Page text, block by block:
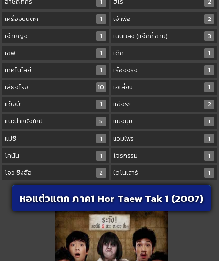
เครื่องบินตก
1 เจ้าพ่อ
2
เจ้าหญิง
1 เฉินหลง (แจ๊กกี้ ชาน)
3
เชฟ
1 เด็ก
1
เทคโนโลยี
1 เรื่องจริง
1
เสียงโรง
10 เอเลี่ยน
1
แข็งม้า
1 แข่งรถ
2
แนะนำหนังใหม่
5 แมงมุม
1
แม่ชี
1 แวมไพร์
1
โคนัน
1 โจรกรรม
1
โจว ซิงฉือ
2 ไดโนเสาร์ 1
หอแต๋วแตก ภาค1 Hor Taew Tak 1 (2007)